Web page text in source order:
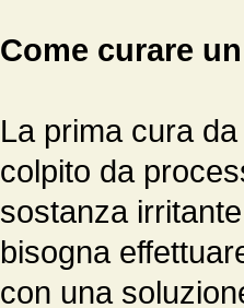
Come curare
La prima cura
colpito da
sostanza
bisogna
con una